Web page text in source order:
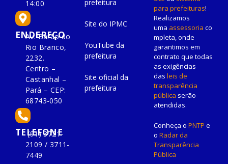
14:00
ENDEREÇO
Av. Barão do
Rio Branco,
2232.
Centro –
Castanhal –
Pará – CEP:
68743-050
TELEFONE
(91) 3721-
2109 / 3711-
7449
prefeitura
Site do IPMC
YouTube da
prefeitura
Site oficial da
prefeitura
para prefeituras!
Realizamos
uma assessoria co
mpleta, onde
garantimos em
contrato que todas
as exigências
das leis de
transparência
pública serão
atendidas.
Conheça o PNTP e
o Radar da
Transparência
Pública